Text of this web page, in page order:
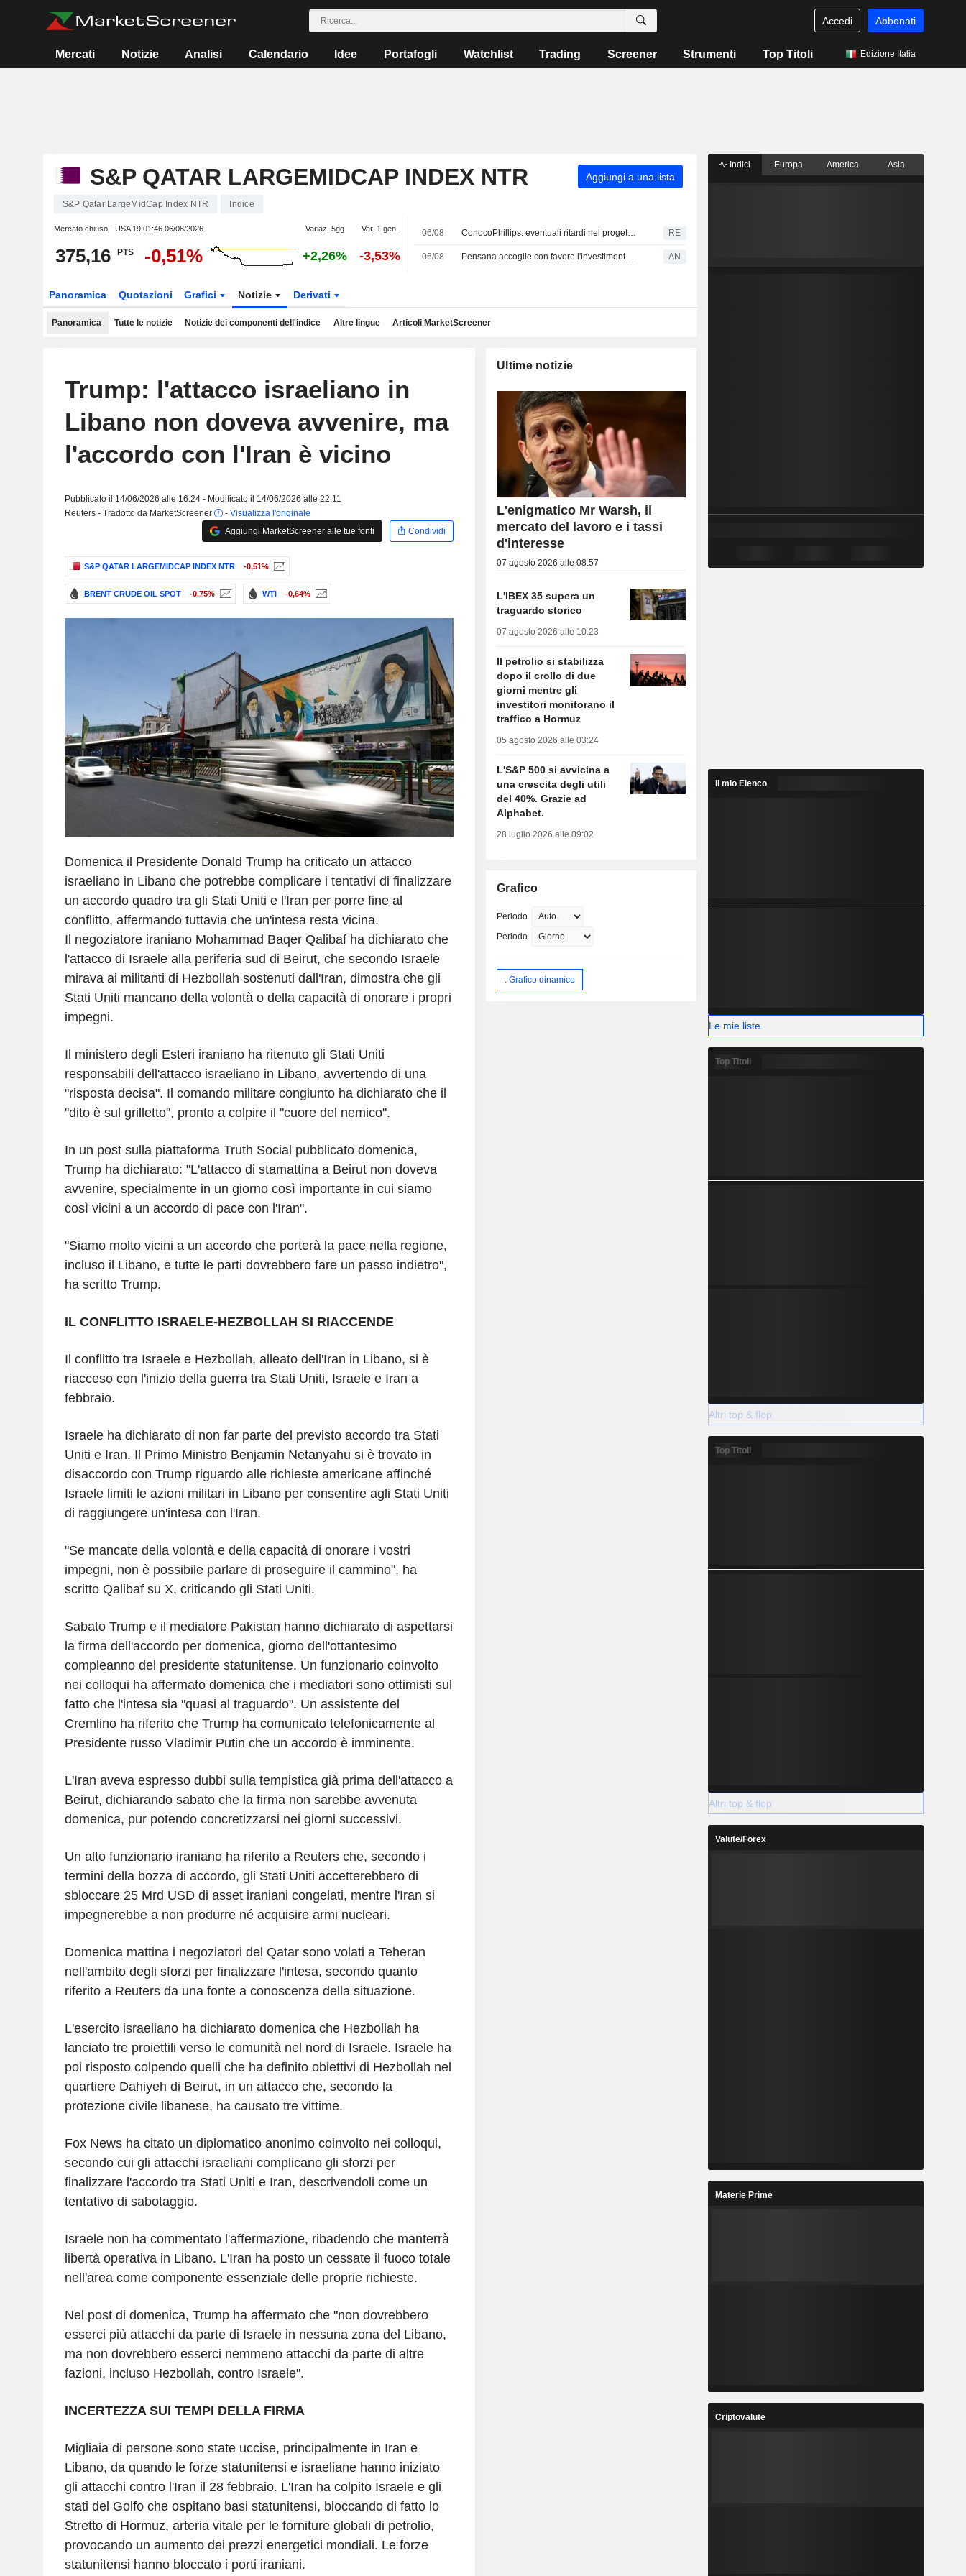
Accedi Abbonati
Mercati Notizie Analisi Calendario Idee Portafogli Watchlist Trading Screener Strumenti Top Titoli Edizione Italia
S&P QATAR LARGEMIDCAP INDEX NTR Aggiungi a una lista
S&P Qatar LargeMidCap Index NTR Indice
Mercato chiuso - USA 19:01:46 06/08/2026 Variaz. 5gg Var. 1 gen.
375,16 PTS -0,51% +2,26% -3,53%
06/08 ConocoPhillips: eventuali ritardi nel progetto GNL in Qatar limitati a pochi mesi RE
06/08 Pensana accoglie con favore l'investimento di Cascade da 165 Mio USD sostenuto dal Qatar AN
Panoramica Quotazioni Grafici Notizie Derivati
Panoramica Tutte le notizie Notizie dei componenti dell'indice Altre lingue Articoli MarketScreener
Trump: l'attacco israeliano in
Libano non doveva avvenire, ma
l'accordo con l'Iran è vicino
Pubblicato il 14/06/2026 alle 16:24 - Modificato il 14/06/2026 alle 22:11
Reuters - Tradotto da MarketScreener
- Visualizza l'originale
Aggiungi MarketScreener alle tue fonti
Condividi
S&P QATAR LARGEMIDCAP INDEX NTR -0,51%
BRENT CRUDE OIL SPOT -0,75% WTI -0,64%
Domenica il Presidente Donald Trump ha criticato un attacco
israeliano in Libano che potrebbe complicare i tentativi di finalizzare
un accordo quadro tra gli Stati Uniti e l'Iran per porre fine al
conflitto, affermando tuttavia che un'intesa resta vicina.
Il negoziatore iraniano Mohammad Baqer Qalibaf ha dichiarato che
l'attacco di Israele alla periferia sud di Beirut, che secondo Israele
mirava ai militanti di Hezbollah sostenuti dall'Iran, dimostra che gli
Stati Uniti mancano della volontà o della capacità di onorare i propri
impegni.
Il ministero degli Esteri iraniano ha ritenuto gli Stati Uniti
responsabili dell'attacco israeliano in Libano, avvertendo di una
"risposta decisa". Il comando militare congiunto ha dichiarato che il
"dito è sul grilletto", pronto a colpire il "cuore del nemico".
In un post sulla piattaforma Truth Social pubblicato domenica,
Trump ha dichiarato: "L'attacco di stamattina a Beirut non doveva
avvenire, specialmente in un giorno così importante in cui siamo
così vicini a un accordo di pace con l'Iran".
"Siamo molto vicini a un accordo che porterà la pace nella regione,
incluso il Libano, e tutte le parti dovrebbero fare un passo indietro",
ha scritto Trump.
IL CONFLITTO ISRAELE-HEZBOLLAH SI RIACCENDE
Il conflitto tra Israele e Hezbollah, alleato dell'Iran in Libano, si è
riacceso con l'inizio della guerra tra Stati Uniti, Israele e Iran a
febbraio.
Israele ha dichiarato di non far parte del previsto accordo tra Stati
Uniti e Iran. Il Primo Ministro Benjamin Netanyahu si è trovato in
disaccordo con Trump riguardo alle richieste americane affinché
Israele limiti le azioni militari in Libano per consentire agli Stati Uniti
di raggiungere un'intesa con l'Iran.
"Se mancate della volontà e della capacità di onorare i vostri
impegni, non è possibile parlare di proseguire il cammino", ha
scritto Qalibaf su X, criticando gli Stati Uniti.
Sabato Trump e il mediatore Pakistan hanno dichiarato di aspettarsi
la firma dell'accordo per domenica, giorno dell'ottantesimo
compleanno del presidente statunitense. Un funzionario coinvolto
nei colloqui ha affermato domenica che i mediatori sono ottimisti sul
fatto che l'intesa sia "quasi al traguardo". Un assistente del
Cremlino ha riferito che Trump ha comunicato telefonicamente al
Presidente russo Vladimir Putin che un accordo è imminente.
L'Iran aveva espresso dubbi sulla tempistica già prima dell'attacco a
Beirut, dichiarando sabato che la firma non sarebbe avvenuta
domenica, pur potendo concretizzarsi nei giorni successivi.
Un alto funzionario iraniano ha riferito a Reuters che, secondo i
termini della bozza di accordo, gli Stati Uniti accetterebbero di
sbloccare 25 Mrd USD di asset iraniani congelati, mentre l'Iran si
impegnerebbe a non produrre né acquisire armi nucleari.
Domenica mattina i negoziatori del Qatar sono volati a Teheran
nell'ambito degli sforzi per finalizzare l'intesa, secondo quanto
riferito a Reuters da una fonte a conoscenza della situazione.
L'esercito israeliano ha dichiarato domenica che Hezbollah ha
lanciato tre proiettili verso le comunità nel nord di Israele. Israele ha
poi risposto colpendo quelli che ha definito obiettivi di Hezbollah nel
quartiere Dahiyeh di Beirut, in un attacco che, secondo la
protezione civile libanese, ha causato tre vittime.
Fox News ha citato un diplomatico anonimo coinvolto nei colloqui,
secondo cui gli attacchi israeliani complicano gli sforzi per
finalizzare l'accordo tra Stati Uniti e Iran, descrivendoli come un
tentativo di sabotaggio.
Israele non ha commentato l'affermazione, ribadendo che manterrà
libertà operativa in Libano. L'Iran ha posto un cessate il fuoco totale
nell'area come componente essenziale delle proprie richieste.
Nel post di domenica, Trump ha affermato che "non dovrebbero
esserci più attacchi da parte di Israele in nessuna zona del Libano,
ma non dovrebbero esserci nemmeno attacchi da parte di altre
fazioni, incluso Hezbollah, contro Israele".
INCERTEZZA SUI TEMPI DELLA FIRMA
Migliaia di persone sono state uccise, principalmente in Iran e
Libano, da quando le forze statunitensi e israeliane hanno iniziato
gli attacchi contro l'Iran il 28 febbraio. L'Iran ha colpito Israele e gli
stati del Golfo che ospitano basi statunitensi, bloccando di fatto lo
Stretto di Hormuz, arteria vitale per le forniture globali di petrolio,
provocando un aumento dei prezzi energetici mondiali. Le forze
statunitensi hanno bloccato i porti iraniani.
Ultime notizie
L'enigmatico Mr Warsh, il
mercato del lavoro e i tassi
d'interesse
07 agosto 2026 alle 08:57
L'IBEX 35 supera un
traguardo storico
07 agosto 2026 alle 10:23
Il petrolio si stabilizza
dopo il crollo di due
giorni mentre gli
investitori monitorano il
traffico a Hormuz
05 agosto 2026 alle 03:24
L'S&P 500 si avvicina a
una crescita degli utili
del 40%. Grazie ad
Alphabet.
28 luglio 2026 alle 09:02
Grafico
Periodo
Periodo
: Grafico dinamico
Indici Europa America Asia
Il mio Elenco
Le mie liste
Top Titoli
Altri top & flop
Top Titoli
Altri top & flop
Valute/Forex
Materie Prime
Criptovalute